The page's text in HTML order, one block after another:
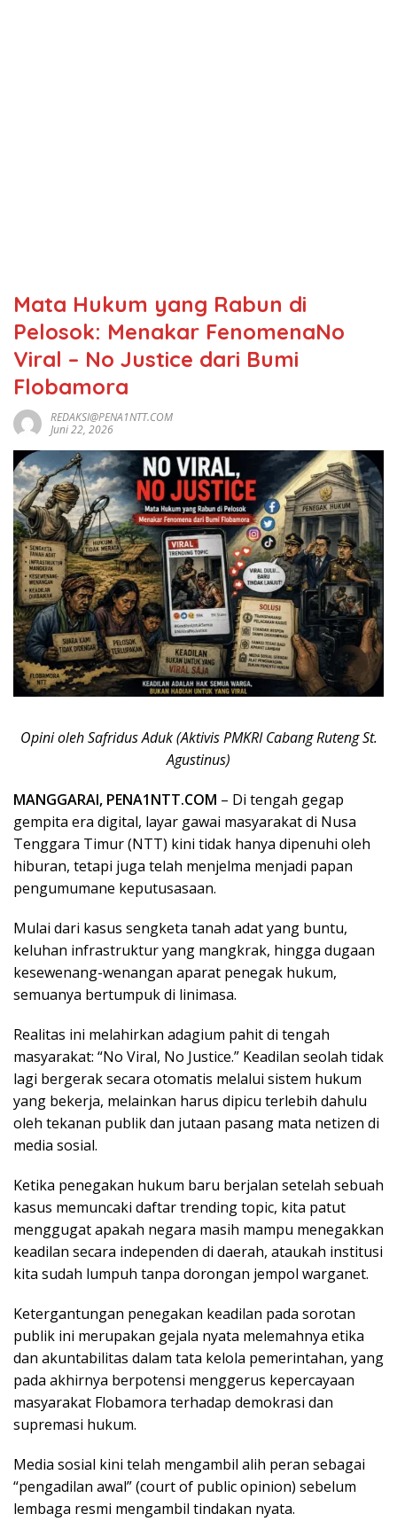
Mata Hukum yang Rabun di
Pelosok: Menakar FenomenaNo
Viral – No Justice dari Bumi
Flobamora
REDAKSI@PENA1NTT.COM
Juni 22, 2026
Opini oleh Safridus Aduk (Aktivis PMKRI Cabang Ruteng St.
Agustinus)
MANGGARAI, PENA1NTT.COM – Di tengah gegap
gempita era digital, layar gawai masyarakat di Nusa
Tenggara Timur (NTT) kini tidak hanya dipenuhi oleh
hiburan, tetapi juga telah menjelma menjadi papan
pengumumane keputusasaan.
Mulai dari kasus sengketa tanah adat yang buntu,
keluhan infrastruktur yang mangkrak, hingga dugaan
kesewenang-wenangan aparat penegak hukum,
semuanya bertumpuk di linimasa.
Realitas ini melahirkan adagium pahit di tengah
masyarakat: “No Viral, No Justice.” Keadilan seolah tidak
lagi bergerak secara otomatis melalui sistem hukum
yang bekerja, melainkan harus dipicu terlebih dahulu
oleh tekanan publik dan jutaan pasang mata netizen di
media sosial.
Ketika penegakan hukum baru berjalan setelah sebuah
kasus memuncaki daftar trending topic, kita patut
menggugat apakah negara masih mampu menegakkan
keadilan secara independen di daerah, ataukah institusi
kita sudah lumpuh tanpa dorongan jempol warganet.
Ketergantungan penegakan keadilan pada sorotan
publik ini merupakan gejala nyata melemahnya etika
dan akuntabilitas dalam tata kelola pemerintahan, yang
pada akhirnya berpotensi menggerus kepercayaan
masyarakat Flobamora terhadap demokrasi dan
supremasi hukum.
Media sosial kini telah mengambil alih peran sebagai
“pengadilan awal” (court of public opinion) sebelum
lembaga resmi mengambil tindakan nyata.